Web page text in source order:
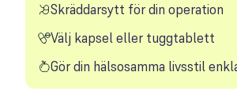
Skräddarsytt för din operation
Välj kapsel eller tuggtablett
Gör din hälsosamma livsstil